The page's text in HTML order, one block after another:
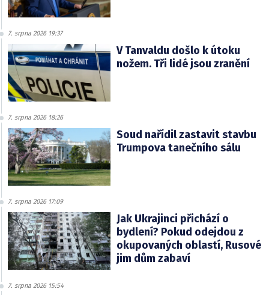
7. srpna 2026 19:37
V Tanvaldu došlo k útoku
nožem. Tři lidé jsou zranění
7. srpna 2026 18:26
Soud nařídil zastavit stavbu
Trumpova tanečního sálu
7. srpna 2026 17:09
Jak Ukrajinci přichází o
bydlení? Pokud odejdou z
okupovaných oblastí, Rusové
jim dům zabaví
7. srpna 2026 15:54